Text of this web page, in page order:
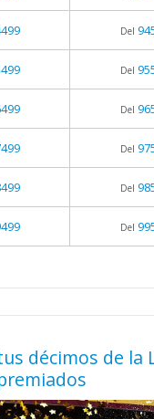
Del
Del
Del
Del
Del
Del
décimos de la